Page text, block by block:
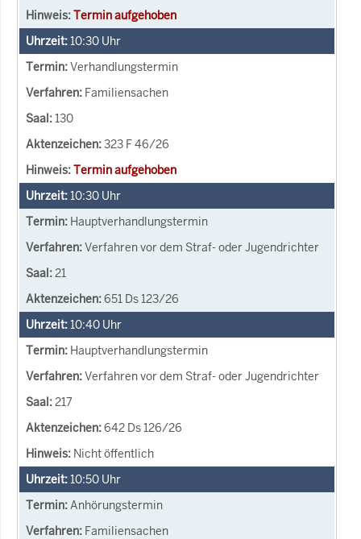
Termin aufgehoben
10:30 Uhr
Verhandlungstermin
Familiensachen
130
323 F 46/26
Termin aufgehoben
10:30 Uhr
Hauptverhandlungstermin
Verfahren vor dem Straf- oder Jugendrichter
21
651 Ds 123/26
10:40 Uhr
Hauptverhandlungstermin
Verfahren vor dem Straf- oder Jugendrichter
217
642 Ds 126/26
Nicht öffentlich
10:50 Uhr
Anhörungstermin
Familiensachen